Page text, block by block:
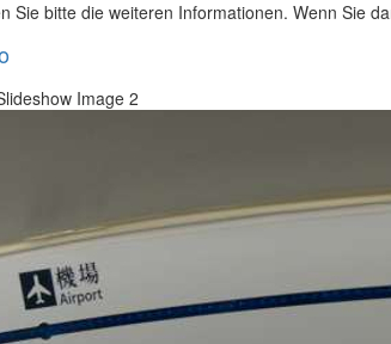
Sie bitte die weiteren Informationen. Wenn Sie